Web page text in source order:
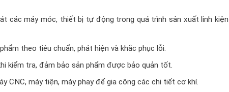
các máy móc, thiết bị tự động trong quá trình sản xuất linh
theo tiêu chuẩn, phát hiện và khắc phục lỗi.
kiểm tra, đảm bảo sản phẩm được bảo quản tốt.
CNC, máy tiện, máy phay để gia công các chi tiết cơ khí.